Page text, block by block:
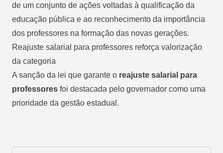
de um conjunto de ações voltadas à qualificação da
educação pública e ao reconhecimento da importância
dos professores na formação das novas gerações.
Reajuste salarial para professores reforça valorização
da categoria
A sanção da lei que garante o reajuste salarial para
professores foi destacada pelo governador como uma
prioridade da gestão estadual.